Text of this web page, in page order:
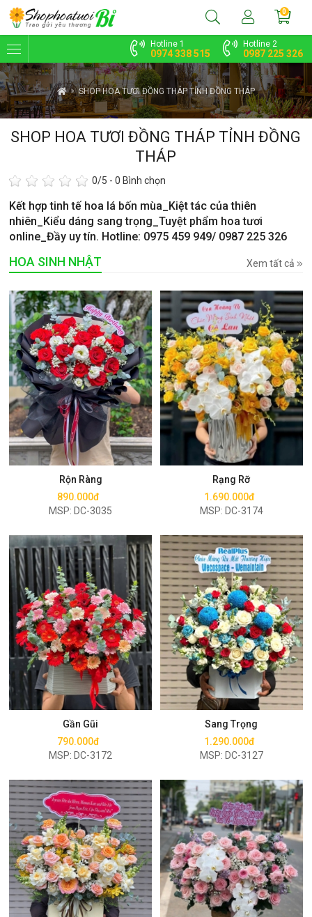
Hotline 1
0974 338 515
Hotline 2
0987 225 326
0
SHOP HOA TƯƠI ĐỒNG THÁP TỈNH ĐỒNG THÁP
SHOP HOA TƯƠI ĐỒNG THÁP TỈNH ĐỒNG
THÁP
0/5 -0 Bình chọn
Kết hợp tinh tế hoa lá bốn mùa_Kiệt tác của thiên
nhiên_Kiểu dáng sang trọng_Tuyệt phẩm hoa tươi
online_Đầy uy tín. Hotline: 0975 459 949/ 0987 225 326
HOA SINH NHẬT Xem tất cả
Rộn Ràng
890.000đ
MSP: DC-3035
Mua ngay
Rạng Rỡ
1.690.000đ
MSP: DC-3174
Mua ngay
Gần Gũi
790.000đ
MSP: DC-3172
Mua ngay
Sang Trọng
1.290.000đ
MSP: DC-3127
Mua ngay